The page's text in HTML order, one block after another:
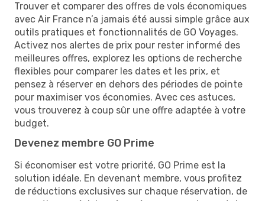
Trouver et comparer des offres de vols économiques
avec Air France n’a jamais été aussi simple grâce aux
outils pratiques et fonctionnalités de GO Voyages.
Activez nos alertes de prix pour rester informé des
meilleures offres, explorez les options de recherche
flexibles pour comparer les dates et les prix, et
pensez à réserver en dehors des périodes de pointe
pour maximiser vos économies. Avec ces astuces,
vous trouverez à coup sûr une offre adaptée à votre
budget.
Devenez membre GO Prime
Si économiser est votre priorité, GO Prime est la
solution idéale. En devenant membre, vous profitez
de réductions exclusives sur chaque réservation, de